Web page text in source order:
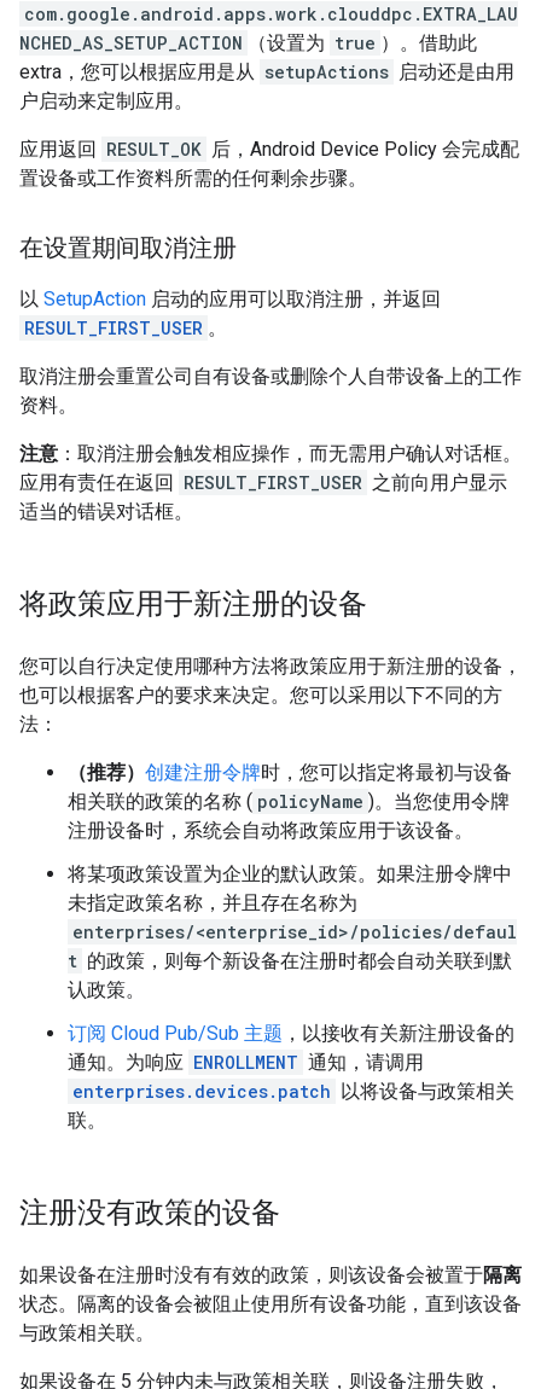
com.google.android.apps.work.clouddpc.EXTRA_LAU
NCHED_AS_SETUP_ACTION
（设置为 true ）。借助此
extra，您可以根据应用是从 setupActions 启动还是由用
户启动来定制应用。
应用返回 RESULT_OK 后，Android Device Policy 会完成配
置设备或工作资料所需的任何剩余步骤。
在设置期间取消注册
以 SetupAction 启动的应用可以取消注册，并返回
RESULT_FIRST_USER 。
取消注册会重置公司自有设备或删除个人自带设备上的工作
资料。
注意 ：取消注册会触发相应操作，而无需用户确认对话框。
应用有责任在返回 RESULT_FIRST_USER 之前向用户显示
适当的错误对话框。
将政策应用于新注册的设备
您可以自行决定使用哪种方法将政策应用于新注册的设备，
也可以根据客户的要求来决定。您可以采用以下不同的方
法：
（推荐） 创建注册令牌时，您可以指定将最初与设备
相关联的政策的名称 ( policyName )。当您使用令牌
注册设备时，系统会自动将政策应用于该设备。
将某项政策设置为企业的默认政策。如果注册令牌中
未指定政策名称，并且存在名称为
enterprises/<enterprise_id>/policies/defaul
t 的政策，则每个新设备在注册时都会自动关联到默
认政策。
订阅 Cloud Pub/Sub 主题 ，以接收有关新注册设备的
通知。为响应 ENROLLMENT 通知，请调用
enterprises.devices.patch 以将设备与政策相关
联。
注册没有政策的设备
如果设备在注册时没有有效的政策，则该设备会被置于隔离
状态。隔离的设备会被阻止使用所有设备功能，直到该设备
与政策相关联。
如果设备在 5 分钟内未与政策相关联，则设备注册失败，